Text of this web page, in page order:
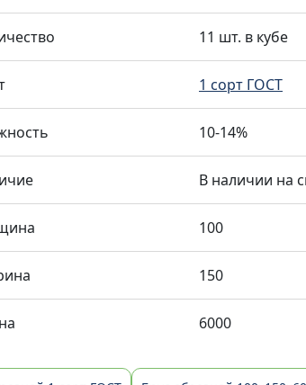
11 шт. в кубе
1 сорт ГОСТ
10-14%
В наличии на
100
150
6000